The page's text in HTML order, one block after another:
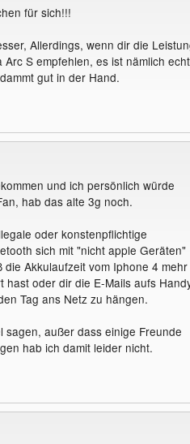
für sich!!!
Allerdings, wenn dir die
S empfehlen, es ist nämlich echt
gut in der Hand.
und ich persönlich würde
hab das alte 3g noch.
oder konstenpflichtige
sich mit "nicht apple Geräten"
Akkulaufzeit vom Iphone 4 mehr
oder dir die E-Mails aufs
Tag ans Netz zu hängen.
sagen, außer dass einige Freunde
hab ich damit leider nicht.